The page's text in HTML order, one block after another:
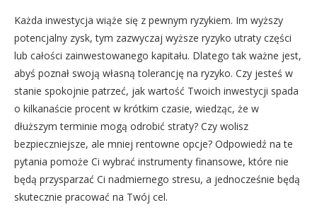
Każda inwestycja wiąże się z pewnym ryzykiem. Im wyższy
potencjalny zysk, tym zazwyczaj wyższe ryzyko utraty części
lub całości zainwestowanego kapitału. Dlatego tak ważne jest,
abyś poznał swoją własną tolerancję na ryzyko. Czy jesteś w
stanie spokojnie patrzeć, jak wartość Twoich inwestycji spada
o kilkanaście procent w krótkim czasie, wiedząc, że w
dłuższym terminie mogą odrobić straty? Czy wolisz
bezpieczniejsze, ale mniej rentowne opcje? Odpowiedź na te
pytania pomoże Ci wybrać instrumenty finansowe, które nie
będą przysparzać Ci nadmiernego stresu, a jednocześnie będą
skutecznie pracować na Twój cel.